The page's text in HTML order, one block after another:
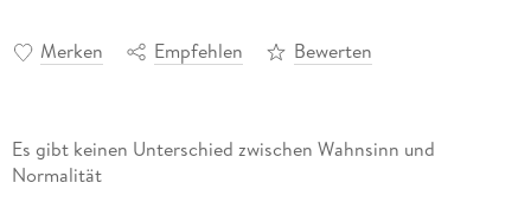
Merken Empfehlen Bewerten
Es gibt keinen Unterschied zwischen Wahnsinn und
Normalität